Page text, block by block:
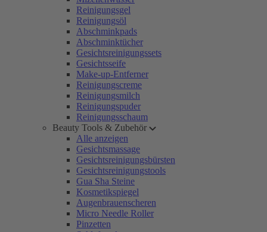
Reinigungsgel
Reinigungsöl
Abschminkpads
Abschminktücher
Gesichtsreinigungssets
Gesichtsseife
Make-up-Entferner
Reinigungscreme
Reinigungsmilch
Reinigungspuder
Reinigungsschaum
Beauty Tools & Zubehör
Alle anzeigen
Gesichtsmassage
Gesichtsreinigungsbürsten
Gesichtsreinigungstools
Gua Sha Steine
Kosmetikspiegel
Augenbrauenscheren
Micro Needle Roller
Pinzetten